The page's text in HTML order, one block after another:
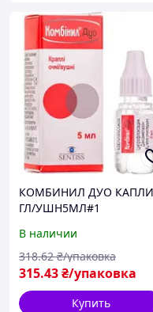
КОМБИНИЛ ДУО КАПЛИ
ГЛ/УШН5МЛ#1
В наличии
315.43₴/упаковка
318.62 ₴/упаковка
Купить